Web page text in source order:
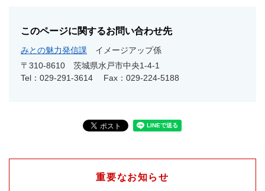
このページに関するお問い合わせ先
みとの魅力発信課
イメージアップ係
〒310-8610
茨城県水戸市中央1-4-1
Tel：029-291-3614
Fax：029-224-5188
重要なお知らせ